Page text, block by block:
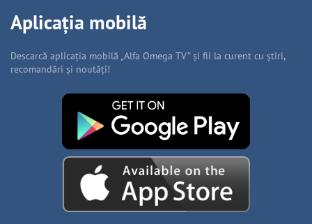
Aplicația mobilă
Descarcă aplicația mobilă „Alfa Omega TV” și fii la curent cu știri,
recomandări și noutăți!